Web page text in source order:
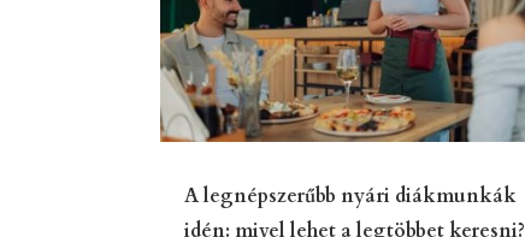
A legnépszerűbb nyári diákmunkák
idén: mivel lehet a legtöbbet keresni?